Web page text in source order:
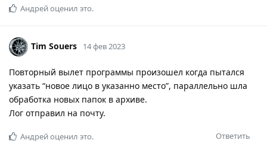
Андрейоценил это.
Tim Souers 14 фев 2023
Повторный вылет программы произошел когда пытался
указать “новое лицо в указанно место”, параллельно шла
обработка новых папок в архиве.
Лог отправил на почту.
Ответить
Андрейоценил это.